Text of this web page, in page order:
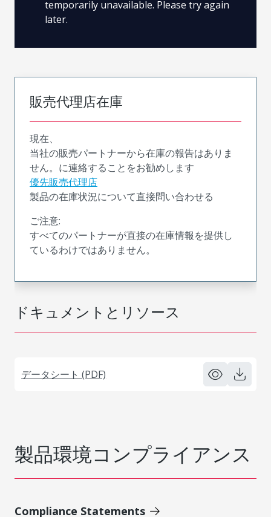
ドキュメントとリソース
データシート (PDF)
temporarily unavailable. Please try again
later.
販売代理店在庫
現在、
当社の販売パートナーから在庫の報告はありま
せん。に連絡することをお勧めします
優先販売代理店
製品の在庫状況について直接問い合わせる
ご注意:
すべてのパートナーが直接の在庫情報を提供し
ているわけではありません。
製品環境コンプライアンス
Compliance Statements